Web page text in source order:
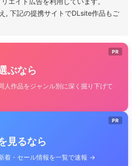
, 下記の提携サイトでDLsite作品もご
PR
ぶなら
人作品をジャンル別に深く掘り下げて
PR
見るなら
着・セール情報を一覧で速報 →